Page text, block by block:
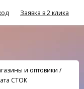
Заявка в 2 клика
и оптовики /
СТОК